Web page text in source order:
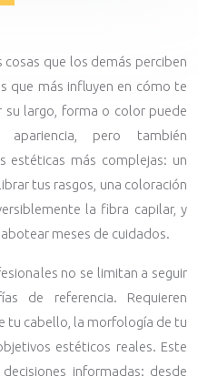
que los demás perciben
que más influyen en cómo te
su largo, forma o color puede
apariencia, pero también
estéticas más complejas: un
tus rasgos, una coloración
la fibra capilar, y
meses de cuidados.
no se limitan a seguir
de referencia. Requieren
tu cabello, la morfología de tu
estéticos reales. Este
informadas: desde